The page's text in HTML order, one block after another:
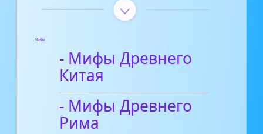
Мифы
- Мифы Древнего
Китая
- Мифы Древнего
Рима